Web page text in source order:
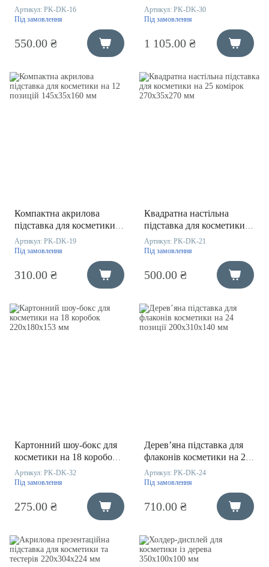
комірок 210х240х180 мм
Артикул: PK-DK-16
Під замовлення
550.00 ₴
із оргскла 150х200х120 мм
Артикул: PK-DK-30
Під замовлення
1 105.00 ₴
Компактна акрилова
підставка для косметики
на 12 позицій 145х35х160
мм
Артикул: PK-DK-19
Під замовлення
310.00 ₴
Квадратна настільна
підставка для косметики
на 25 комірок 270х35х270
мм
Артикул: PK-DK-21
Під замовлення
500.00 ₴
Картонний шоу-бокс для
косметики на 18 коробок
220х180х153 мм
Артикул: PK-DK-32
Під замовлення
275.00 ₴
Дерев’яна підставка для
флаконів косметики на 24
позиції 200х310х140 мм
Артикул: PK-DK-24
Під замовлення
710.00 ₴